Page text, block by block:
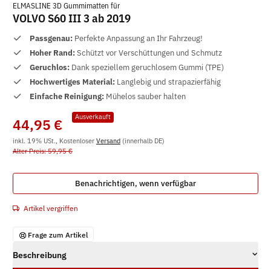
ELMASLINE 3D Gummimatten für
VOLVO S60 III 3 ab 2019
Passgenau: Perfekte Anpassung an Ihr Fahrzeug!
Hoher Rand:Schützt vor Verschüttungen und Schmutz
Geruchlos: Dank speziellem geruchlosem Gummi (TPE)
Hochwertiges Material: Langlebig und strapazierfähig
Einfache Reinigung: Mühelos sauber halten
Ausverkauft
44,95 €
inkl. 19% USt., Kostenloser Versand (innerhalb DE)
Alter Preis: 59,95 €
Benachrichtigen, wenn verfügbar
Artikel vergriffen
Frage zum Artikel
Beschreibung